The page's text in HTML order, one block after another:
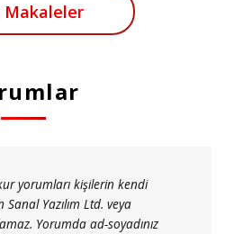
Makaleler
yorumları kişilerin kendi
Yazılım Ltd. veya
Yorumda ad-soyadınız